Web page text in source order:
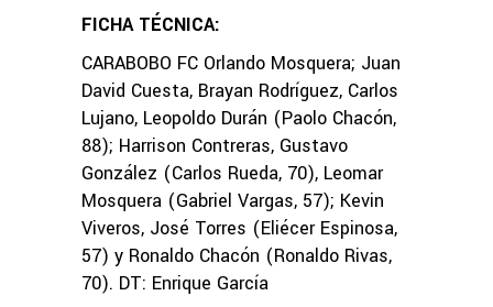
FICHA TÉCNICA:
CARABOBO FC Orlando Mosquera; Juan
David Cuesta, Brayan Rodríguez, Carlos
Lujano, Leopoldo Durán (Paolo Chacón,
88); Harrison Contreras, Gustavo
González (Carlos Rueda, 70), Leomar
Mosquera (Gabriel Vargas, 57); Kevin
Viveros, José Torres (Eliécer Espinosa,
57) y Ronaldo Chacón (Ronaldo Rivas,
70). DT: Enrique García